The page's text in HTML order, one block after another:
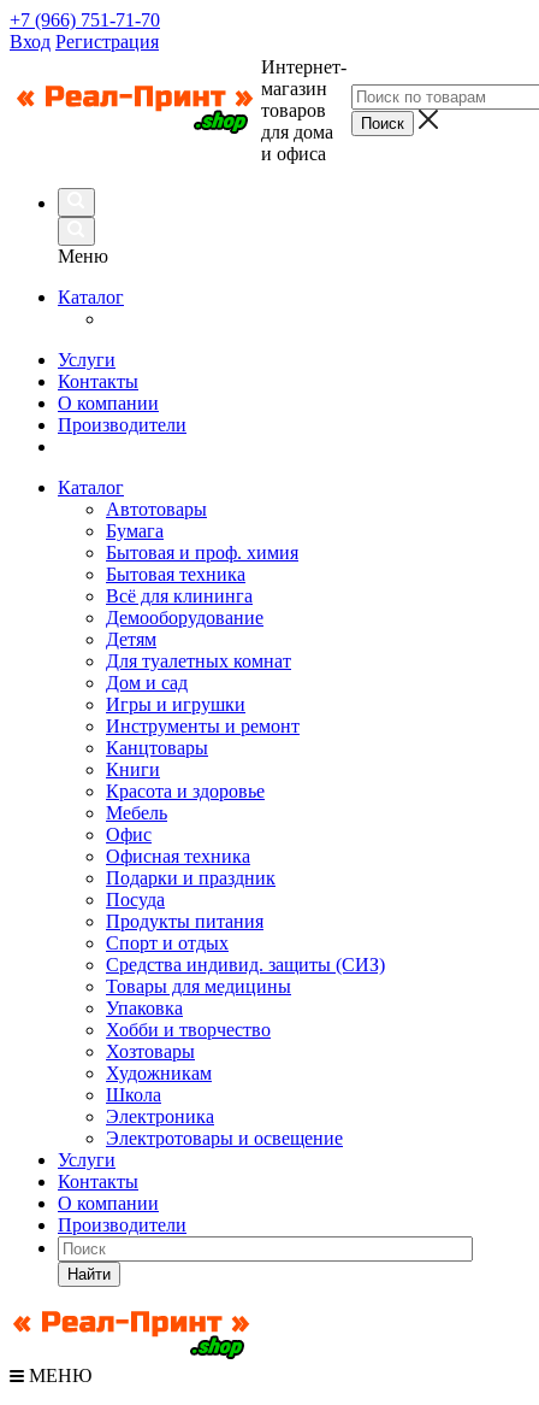
+7 (966) 751-71-70
Вход Регистрация
Интернет-
магазин
товаров
для дома
и офиса
Меню
Каталог
Услуги
Контакты
О компании
Производители
Каталог
Автотовары
Бумага
Бытовая и проф. химия
Бытовая техника
Всё для клининга
Демооборудование
Детям
Для туалетных комнат
Дом и сад
Игры и игрушки
Инструменты и ремонт
Канцтовары
Книги
Красота и здоровье
Мебель
Офис
Офисная техника
Подарки и праздник
Посуда
Продукты питания
Спорт и отдых
Средства индивид. защиты (СИЗ)
Товары для медицины
Упаковка
Хобби и творчество
Хозтовары
Художникам
Школа
Электроника
Электротовары и освещение
Услуги
Контакты
О компании
Производители
Найти
МЕНЮ